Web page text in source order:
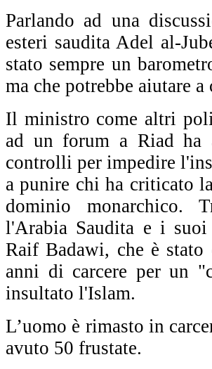
Parlando ad una
esteri saudita Adel al-
stato sempre un
ma che potrebbe aiutare
Il ministro come altri
ad un forum a Riad ha
controlli per impedire
a punire chi ha criticato
dominio monarchico.
l'Arabia Saudita e i
Raif Badawi, che è stato
anni di carcere per un
insultato l'Islam.
L’uomo è rimasto in
avuto 50 frustate.